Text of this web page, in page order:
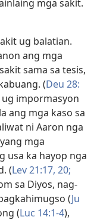
mga sakit.​
ug balatian.
ang mga
sama sa tesis,
(Deu 28:​
impormasyon
ang mga kaso sa
ni Aaron nga
mga
usa ka hayop nga
(Lev 21:​17, 20;
sa Diyos, nag-
(Ju
(Luc 14:1-4),